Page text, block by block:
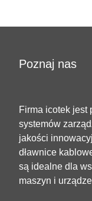
Poznaj nas
Firma icotek jest
systemów
jakości
dławnice
są idealne dla
maszyn i